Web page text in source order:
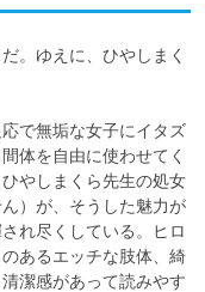
。ゆえに、ひやしまく
で無垢な女子にイタズ
体を自由に使わせてく
やしまくら先生の処女
）が、そうした魅力が
れ尽くしている。ヒロ
あるエッチな肢体、綺
潔感があって読みやす